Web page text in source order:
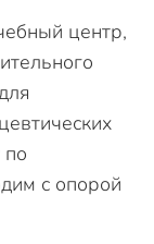
центр,
с опорой